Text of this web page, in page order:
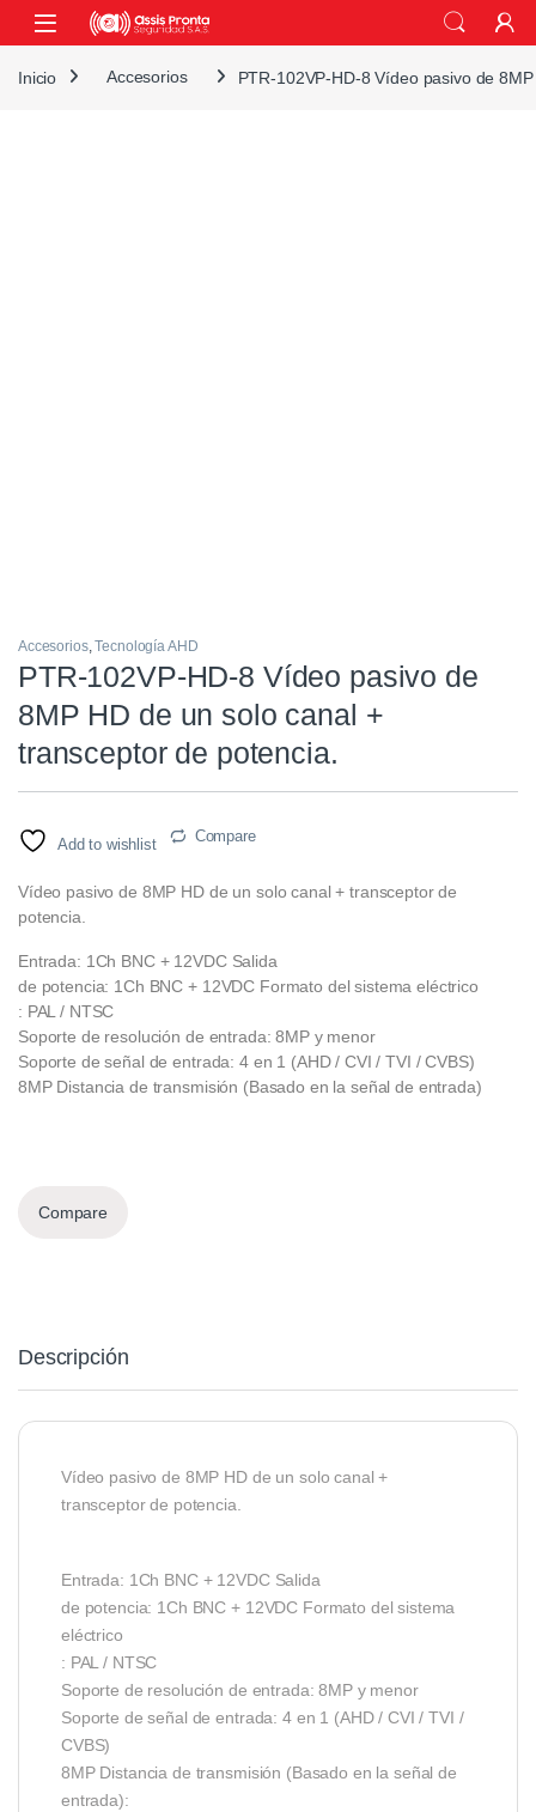
Skip to navigation
Skip to content
Inicio Accesorios PTR-102VP-HD-8 Vídeo pasivo de
Accesorios,Tecnología AHD
PTR-102VP-HD-8 Vídeo pasivo de
8MP HD de un solo canal +
transceptor de potencia.
Add to wishlist Compare
Vídeo pasivo de 8MP HD de un solo canal + transceptor de
potencia.
Entrada: 1Ch BNC + 12VDC Salida
de potencia: 1Ch BNC + 12VDC Formato del sistema eléctrico
: PAL / NTSC
Soporte de resolución de entrada: 8MP y menor
Soporte de señal de entrada: 4 en 1 (AHD / CVI / TVI / CVBS)
8MP Distancia de transmisión (Basado en la señal de entrada)
Compare
Descripción
Vídeo pasivo de 8MP HD de un solo canal +
transceptor de potencia.
Entrada: 1Ch BNC + 12VDC Salida
de potencia: 1Ch BNC + 12VDC Formato del sistema
eléctrico
: PAL / NTSC
Soporte de resolución de entrada: 8MP y menor
Soporte de señal de entrada: 4 en 1 (AHD / CVI / TVI /
CVBS)
8MP Distancia de transmisión (Basado en la señal de
entrada):